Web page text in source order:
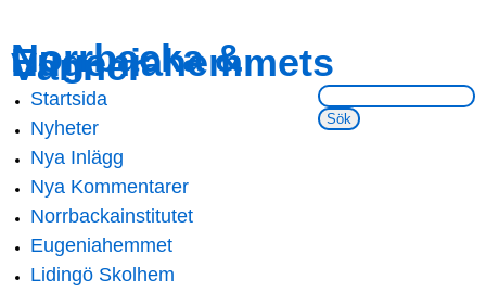
main
content
navigation
Norrbacka &
Eugeniahemmets
Vänner
Sök på webbsidan:
Main menu
Startsida
Nyheter
Nya Inlägg
Nya Kommentarer
Norrbackainstitutet
Eugeniahemmet
Lidingö Skolhem